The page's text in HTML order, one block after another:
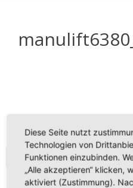
KONTAKT
Diese Seite nutzt
Technologien von
Funktionen einzubinden.
„Alle akzeptieren“ klicken,
aktiviert (Zustimmung).